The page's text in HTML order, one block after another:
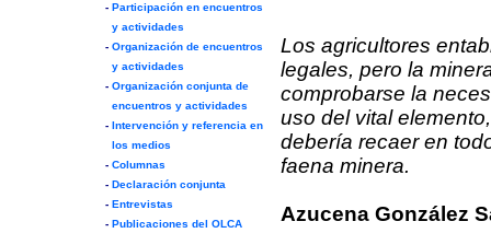
Los agricultores
legales, pero la
comprobarse la
uso del vital
debería recaer en
faena minera.
Azucena González